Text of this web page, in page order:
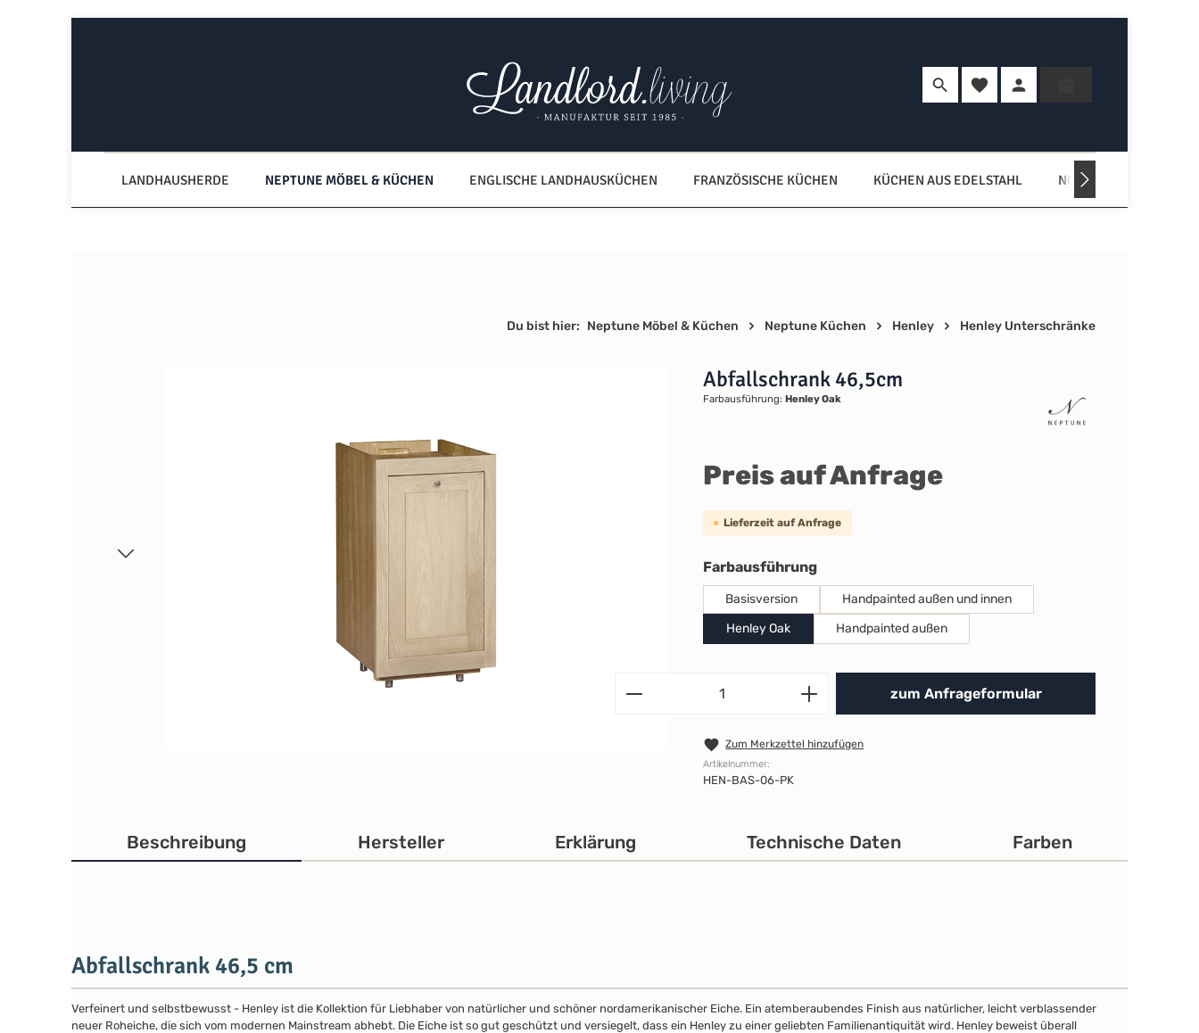
Du hast 0 Produkte auf dem Merkzettel
LANDHAUSHERDE NEPTUNE MÖBEL & KÜCHEN ENGLISCHE LANDHAUSKÜCHEN FRANZÖSISCHE KÜCHEN KÜCHEN AUS EDELSTAHL NORDISCHE KÜCHEN
Du bist hier: Neptune Möbel & Küchen Neptune Küchen Henley Henley Unterschränke
Abfallschrank 46,5cm
Farbausführung: Henley Oak
Preis auf Anfrage
Lieferzeit auf Anfrage
Farbausführungauswählen
Basisversion
Handpainted außen und innen
Henley Oak
Handpainted außen
Produkt Anzahl: Gib den
zum Anfrageformular
Zum Merkzettel hinzufügen
Artikelnummer:
HEN-BAS-06-PK
Beschreibung Hersteller Erklärung Technische Daten Farben
Abfallschrank 46,5 cm
Verfeinert und selbstbewusst - Henley ist die Kollektion für Liebhaber von natürlicher und schöner nordamerikanischer Eiche. Ein atemberaubendes Finish aus natürlicher, leicht verblassender
neuer Roheiche, die sich vom modernen Mainstream abhebt. Die Eiche ist so gut geschützt und versiegelt, dass ein Henley zu einer geliebten Familienantiquität wird. Henley beweist überall